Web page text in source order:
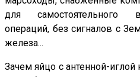
для самостоятельного
операций, без сигналов с
железа...
Зачем яйцо с антенной-иглой